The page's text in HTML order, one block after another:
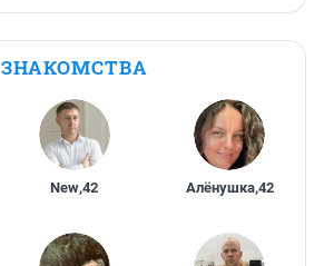
ЗНАКОМСТВА
New,42 Алёнушка,42